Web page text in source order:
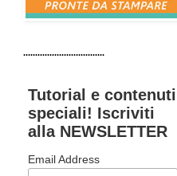
..................................
Tutorial e contenuti
speciali! Iscriviti
alla NEWSLETTER
Email Address